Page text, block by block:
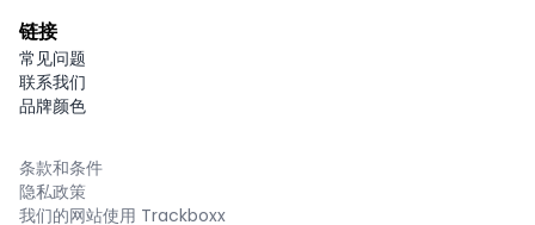
链接
常见问题
联系我们
品牌颜色
条款和条件
隐私政策
我们的网站使用 Trackboxx